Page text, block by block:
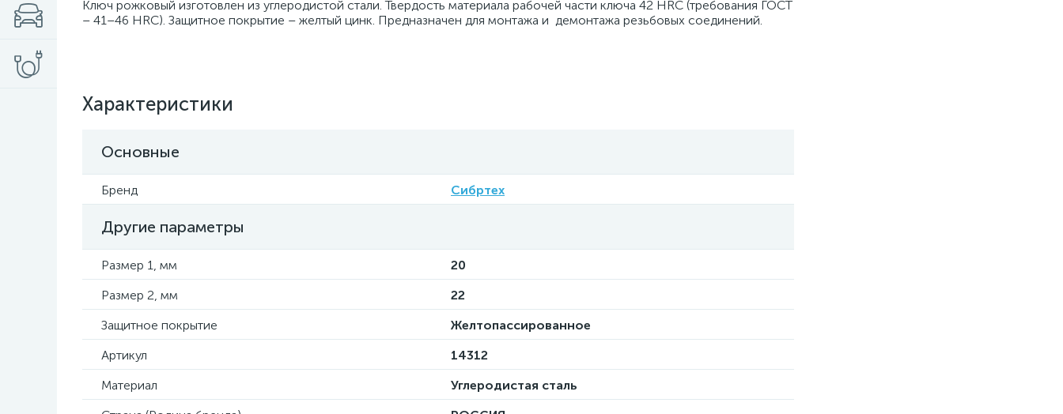
Ключ рожковый изготовлен из углеродистой стали. Твердость материала рабочей части ключа 42 HRC (требования ГОСТ
– 41–46 HRC). Защитное покрытие – желтый цинк. Предназначен для монтажа и демонтажа резьбовых соединений.
Характеристики
Основные
Бренд Сибртех
Другие параметры
Размер 1, мм
20
Размер 2, мм
22
Защитное покрытие
Желтопассированное
Артикул
14312
Материал
Углеродистая сталь